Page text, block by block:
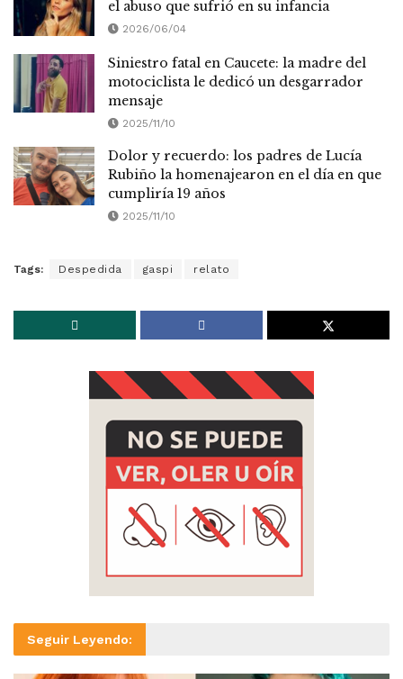
el abuso que sufrió en su infancia
2026/06/04
Siniestro fatal en Caucete: la madre del
motociclista le dedicó un desgarrador
mensaje
2025/11/10
Dolor y recuerdo: los padres de Lucía
Rubiño la homenajearon en el día en que
cumpliría 19 años
2025/11/10
Tags: Despedida gaspi relato
Seguir Leyendo: